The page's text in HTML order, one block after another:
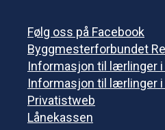
Følg oss på Facebook
Byggmesterforbundet
Informasjon til lærlinger i
Informasjon til lærlinger i
Privatistweb
Lånekassen